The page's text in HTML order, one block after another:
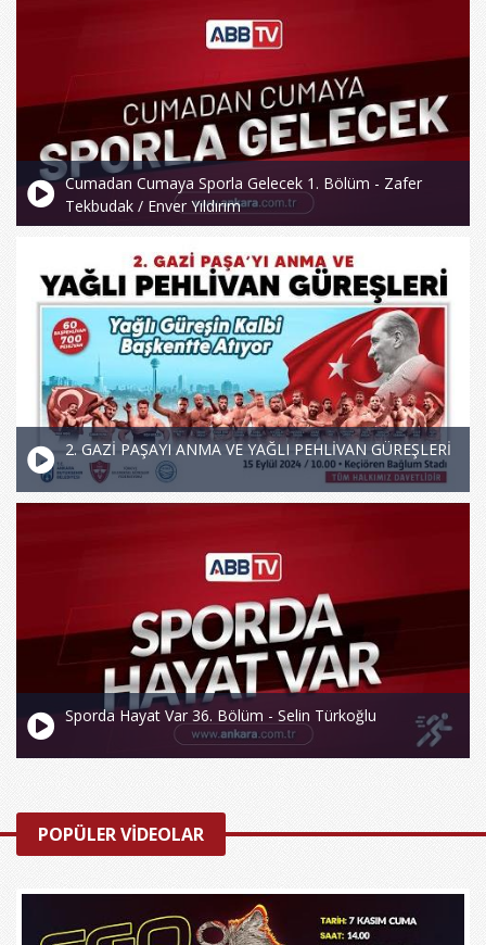
Cumadan Cumaya Sporla Gelecek 1. Bölüm - Zafer
Tekbudak / Enver Yıldırım
2. GAZİ PAŞAYI ANMA VE YAĞLI PEHLİVAN GÜREŞLERİ
Sporda Hayat Var 36. Bölüm - Selin Türkoğlu
POPÜLER VİDEOLAR